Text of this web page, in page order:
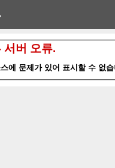
서버 오류.
에 문제가 있어 표시할 수 없